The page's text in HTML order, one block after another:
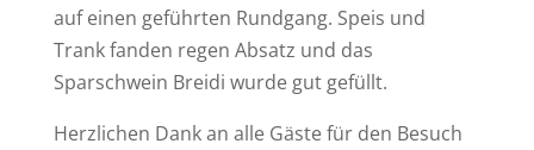
auf einen geführten Rundgang. Speis und
Trank fanden regen Absatz und das
Sparschwein Breidi wurde gut gefüllt.
Herzlichen Dank an alle Gäste für den Besuch